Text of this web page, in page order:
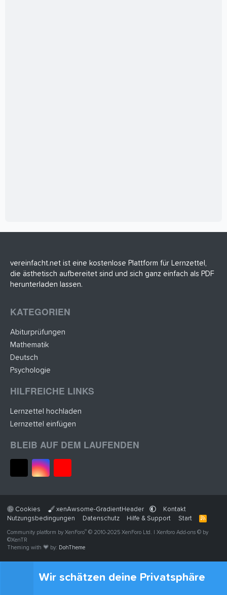
vereinfacht.net ist eine kostenlose Plattform für Lernzettel,
die ästhetisch aufbereitet sind und sich ganz einfach als PDF
herunterladen lassen.
KATEGORIEN
Abiturprüfungen
Mathematik
Deutsch
Psychologie
HILFREICHE LINKS
Lernzettel hochladen
Lernzettel einfügen
BLEIB AUF DEM LAUFENDEN
Cookies xenAwsome-GradientHeader
Kontakt
Nutzungsbedingungen
Datenschutz Hilfe & Support Start
R
S
Community platform by XenForo® © 2010-2025 XenForo Ltd. Xenforo Add-ons © by
©XenTR
Theming with
by: DohTheme
Wir schätzen deine Privatsphäre